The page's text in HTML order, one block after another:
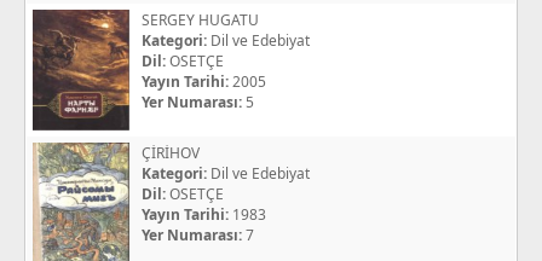
SERGEY HUGATU
Kategori: Dil ve Edebiyat
Dil:OSETÇE
Yayın Tarihi:2005
Yer Numarası: 5
ÇİRİHOV
Kategori: Dil ve Edebiyat
Dil:OSETÇE
Yayın Tarihi: 1983
Yer Numarası:7